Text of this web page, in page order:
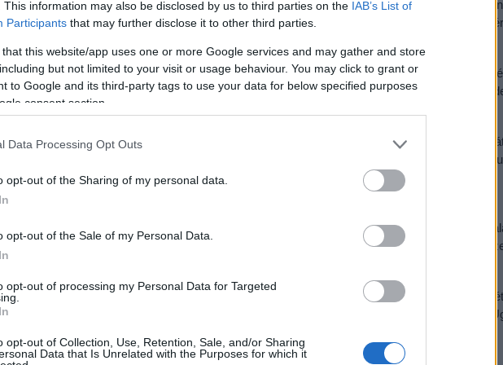
This information may also be disclosed by us to third parties on the IAB’s List of
Participants that may further disclose it to other third parties.
that this website/app uses one or more Google services and may gather and store
but not limited to your visit or usage behaviour. You may click to grant or
to Google and its third-party tags to use your data for below specified purposes
consent section.
Data Processing Opt Outs
opt-out of the Sharing of my personal data.
opt-out of the Sale of my Personal Data.
opt-out of processing my Personal Data for Targeted
opt-out of Collection, Use, Retention, Sale, and/or Sharing
Data that Is Unrelated with the Purposes for which it
:-(((
Kínábannagyon régóta létezik a kismamáknak egy úgynevezett otthonmaradós
elsődleges célja a pihenés és a baba-mama összeszokása, ami jól hangzik, más
Nagyon szigorú szabályai vannak ugyanis, mást ne mondjak, az anyának ilyenkor
a helye, a saját édesanyján és az anyósán kívül látogatókat sem nagyon fogadhat,
Egyébként is rá vannak kattanva a melegre, nyáron is hosszú ujjú és szárú
nem lehet bekapcsolni a légkondit, de ennél durvább, hogy nem lehet fürdeni vagy
sem a 30 nap alatt.
megerősítette, hogy olyan nagyon furcsa szabályok is vannak, mint hogy ezen idő
olvashat, nézhet tévét, nem telefonálhat vagy sms-ezhet a kismama. (Rádiózni és
Nem csoda, hogy a XXI. században egyre többen kérdőjelezik meg a szigor
sokan tartják még a külföldön élő kínaiak közül is, igaz, jóval lazább szabályokkal.